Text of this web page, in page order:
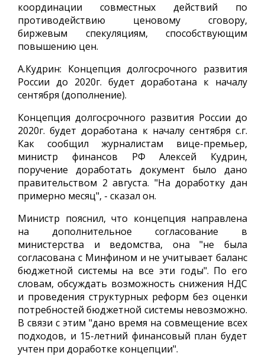
координации совместных действий по
противодействию ценовому сговору,
биржевым спекуляциям, способствующим
повышению цен.
А.Кудрин: Концепция долгосрочного развития
России до 2020г. будет доработана к началу
сентября (дополнение).
Концепция долгосрочного развития России до
2020г. будет доработана к началу сентября с.г.
Как сообщил журналистам вице-премьер,
министр финансов РФ Алексей Кудрин,
поручение доработать документ было дано
правительством 2 августа. "На доработку дан
примерно месяц", - сказал он.
Министр пояснил, что концепция направлена
на дополнительное согласование в
министерства и ведомства, она "не была
согласована с Минфином и не учитывает баланс
бюджетной системы на все эти годы". По его
словам, обсуждать возможность снижения НДС
и проведения структурных реформ без оценки
потребностей бюджетной системы невозможно.
В связи с этим "дано время на совмещение всех
подходов, и 15-летний финансовый план будет
учтен при доработке концепции".